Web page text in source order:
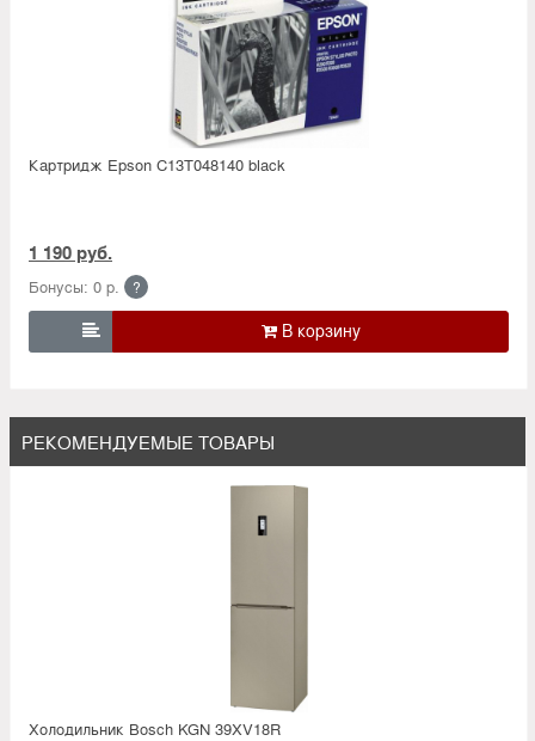
Картридж Epson C13T048140 black
1 190 руб.
Бонусы: 0 р. ?

РЕКОМЕНДУЕМЫЕ ТОВАРЫ
Холодильник Bosсh KGN 39XV18R